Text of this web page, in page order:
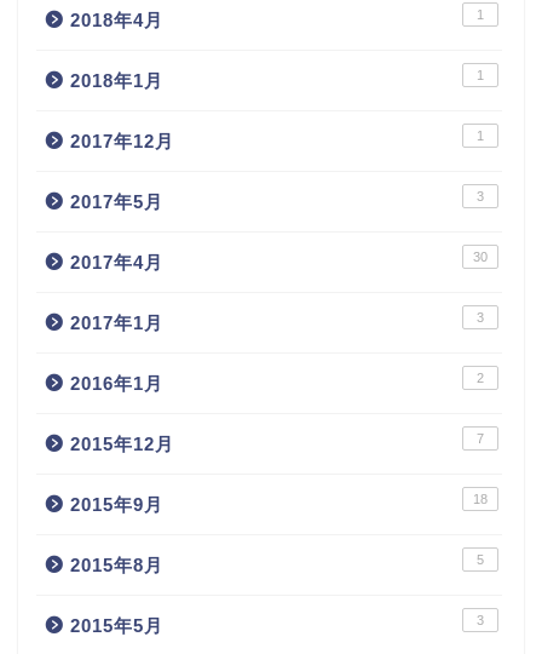
2018年4月 1
2018年1月 1
2017年12月 1
2017年5月 3
2017年4月 30
2017年1月 3
2016年1月 2
2015年12月 7
2015年9月 18
2015年8月 5
2015年5月 3